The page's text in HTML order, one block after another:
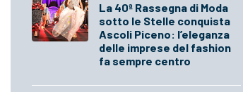
La 40ª Rassegna di Moda
sotto le Stelle conquista
Ascoli Piceno: l’eleganza
delle imprese del fashion
fa sempre centro